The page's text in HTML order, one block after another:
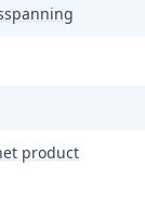
product